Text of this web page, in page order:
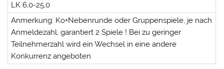
LK 6,0-25,0
Anmerkung: Ko+Nebenrunde oder Gruppenspiele, je nach
Anmeldezahl, garantiert 2 Spiele ! Bei zu geringer
Teilnehmerzahl wird ein Wechsel in eine andere
Konkurrenz angeboten